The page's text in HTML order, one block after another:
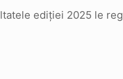
ediției 2025 le